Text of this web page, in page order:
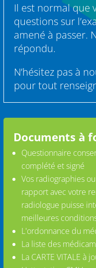
Il est normal que
questions sur
amené à passer.
répondu.
N’hésitez pas à
pour tout
Documents à
Questionnaire
complété et signé
Vos radiographies
rapport avec votre
radiologue puisse
meilleures
L'ordonnance du
La liste des
La CARTE VITALE à